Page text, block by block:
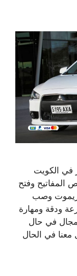
في الكويت
المفاتيح وفتح
ريموت وصب
ودقة ومهارة
في حال
في الحال